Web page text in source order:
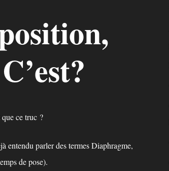
ce truc ?
entendu parler des termes Diaphragme,
de pose).